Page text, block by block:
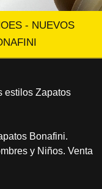
- NUEVOS
estilos Zapatos
Bonafini.
y Niños. Venta